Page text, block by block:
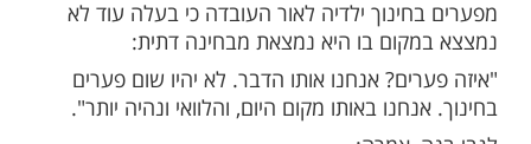
המוזיקה, אמרו לי שעומר, שלא שומעים
קולות. ואני, כרגע, מה שאני יכולה – אני לא
שיהיה אלי נחמד".